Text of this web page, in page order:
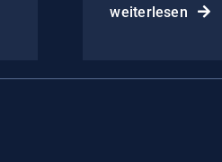
weiterlesen